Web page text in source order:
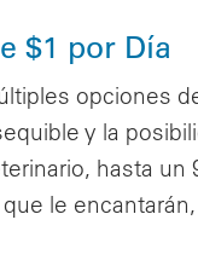
$1 por Día
opciones
y la
hasta un
le